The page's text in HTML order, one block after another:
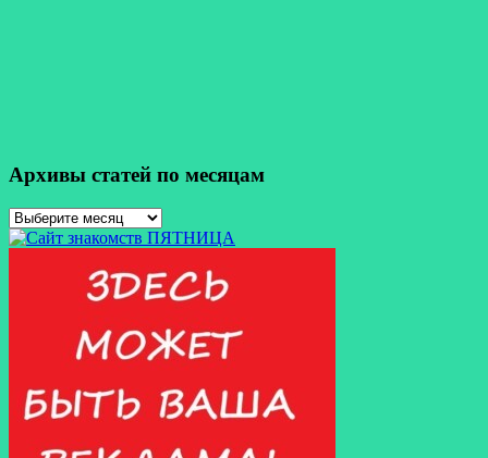
Архивы статей по месяцам
Архивы
статей